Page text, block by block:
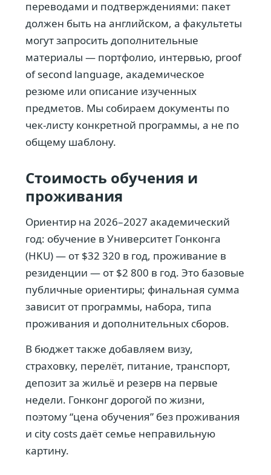
переводами и подтверждениями: пакет
должен быть на английском, а факультеты
могут запросить дополнительные
материалы — портфолио, интервью, proof
of second language, академическое
резюме или описание изученных
предметов. Мы собираем документы по
чек-листу конкретной программы, а не по
общему шаблону.
Стоимость обучения и
проживания
Ориентир на 2026–2027 академический
год: обучение в Университет Гонконга
(HKU) — от $32 320 в год, проживание в
резиденции — от $2 800 в год. Это базовые
публичные ориентиры; финальная сумма
зависит от программы, набора, типа
проживания и дополнительных сборов.
В бюджет также добавляем визу,
страховку, перелёт, питание, транспорт,
депозит за жильё и резерв на первые
недели. Гонконг дорогой по жизни,
поэтому “цена обучения” без проживания
и city costs даёт семье неправильную
картину.